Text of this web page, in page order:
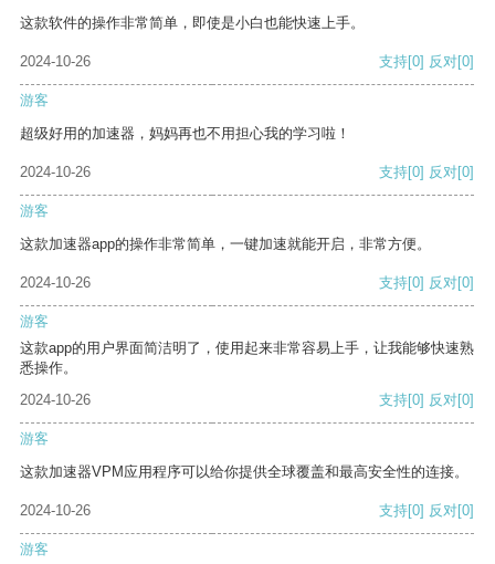
这款软件的操作非常简单，即使是小白也能快速上手。
2024-10-26 支持[0] 反对[0]
游客
超级好用的加速器，妈妈再也不用担心我的学习啦！
2024-10-26 支持[0] 反对[0]
游客
这款加速器app的操作非常简单，一键加速就能开启，非常方便。
2024-10-26 支持[0] 反对[0]
游客
这款app的用户界面简洁明了，使用起来非常容易上手，让我能够快速熟
悉操作。
2024-10-26
支持[0] 反对[0]
游客
这款加速器VPM应用程序可以给你提供全球覆盖和最高安全性的连接。
2024-10-26 支持[0] 反对[0]
游客